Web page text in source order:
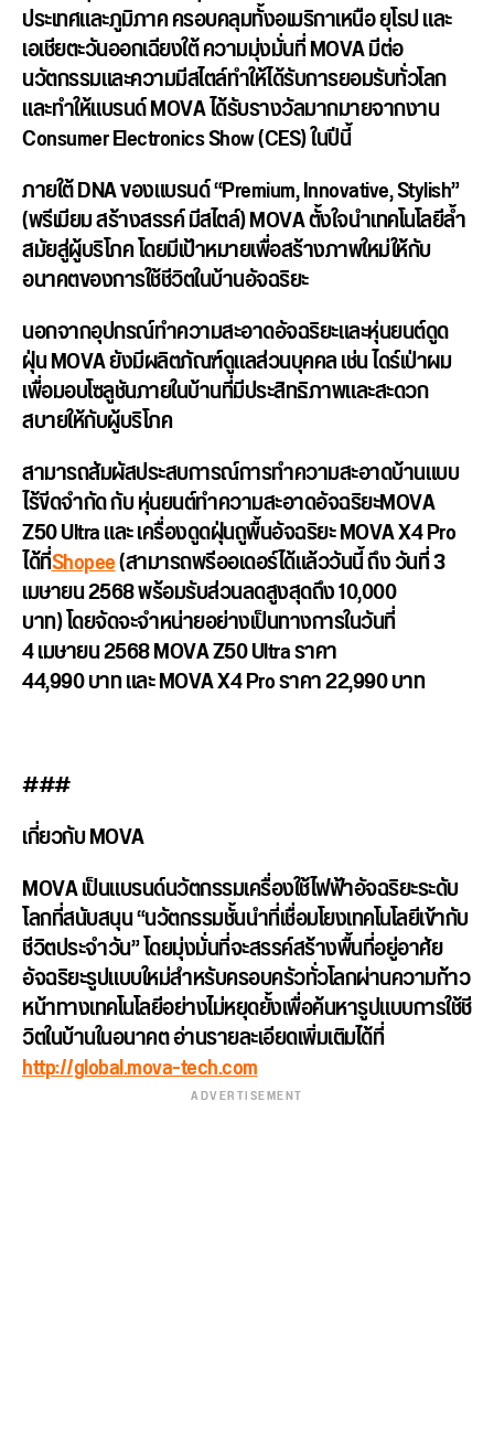
ประเทศและภูมิภาค ครอบคลุมทั้งอเมริกาเหนือ ยุโรป และ
เอเชียตะวันออกเฉียงใต้ ความมุ่งมั่นที่ MOVA มีต่อ
นวัตกรรมและความมีสไตล์ทำให้ได้รับการยอมรับทั่วโลก
และทำให้แบรนด์ MOVA ได้รับรางวัลมากมายจากงาน
Consumer Electronics Show (CES) ในปีนี้
ภายใต้ DNA ของแบรนด์ “Premium, Innovative, Stylish”
(พรีเมียม สร้างสรรค์ มีสไตล์) MOVA ตั้งใจนำเทคโนโลยีล้ำ
สมัยสู่ผู้บริโภค โดยมีเป้าหมายเพื่อสร้างภาพใหม่ให้กับ
อนาคตของการใช้ชีวิตในบ้านอัจฉริยะ
นอกจากอุปกรณ์ทำความสะอาดอัจฉริยะและหุ่นยนต์ดูด
ฝุ่น MOVA ยังมีผลิตภัณฑ์ดูแลส่วนบุคคล เช่น ไดร์เป่าผม
เพื่อมอบโซลูชันภายในบ้านที่มีประสิทธิภาพและสะดวก
สบายให้กับผู้บริโภค
สามารถสัมผัสประสบการณ์การทำความสะอาดบ้านแบบ
ไร้ขีดจำกัด กับ หุ่นยนต์ทำความสะอาดอัจฉริยะMOVA
Z50 Ultra และ เครื่องดูดฝุ่นถูพื้นอัจฉริยะ MOVA X4 Pro
ได้ที่Shopee(สามารถพรีออเดอร์ได้แล้ววันนี้ ถึง วันที่ 3
เมษายน 2568 พร้อมรับส่วนลดสูงสุดถึง 10,000
บาท) โดยจัดจะจำหน่ายอย่างเป็นทางการในวันที่
4 เมษายน 2568MOVA Z50 Ultra ราคา
44,990 บาทและMOVA X4 Pro ราคา 22,990 บาท
###
เกี่ยวกับ MOVA
MOVA เป็นแบรนด์นวัตกรรมเครื่องใช้ไฟฟ้าอัจฉริยะระดับ
โลกที่สนับสนุน “นวัตกรรมชั้นนำที่เชื่อมโยงเทคโนโลยีเข้ากับ
ชีวิตประจำวัน” โดยมุ่งมั่นที่จะสรรค์สร้างพื้นที่อยู่อาศัย
อัจฉริยะรูปแบบใหม่สำหรับครอบครัวทั่วโลกผ่านความก้าว
หน้าทางเทคโนโลยีอย่างไม่หยุดยั้งเพื่อค้นหารูปแบบการใช้ชี
วิตในบ้านในอนาคต อ่านรายละเอียดเพิ่มเติมได้ที่
http://global.mova-tech.com
ADVERTISEMENT